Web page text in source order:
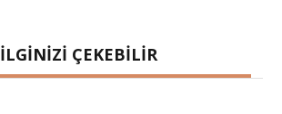
İLGİNİZİ ÇEKEBİLİR